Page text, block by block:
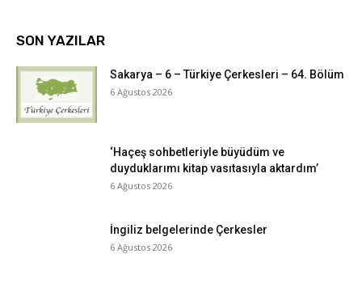
SON YAZILAR
Sakarya – 6 – Türkiye Çerkesleri – 64. Bölüm
6 Ağustos 2026
‘Haçeş sohbetleriyle büyüdüm ve
duyduklarımı kitap vasıtasıyla aktardım’
6 Ağustos 2026
İngiliz belgelerinde Çerkesler
6 Ağustos 2026